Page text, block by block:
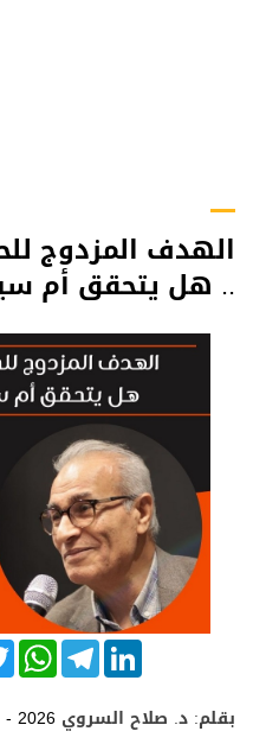
الهدف المزدوج
.. هل يتحقق أم
T
w
i
t
W
h
a
t
s
T
e
l
g
L
i
n
e
2026 بقلم: د. صلاح السروي